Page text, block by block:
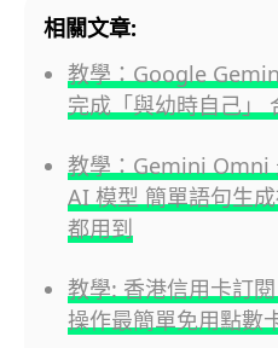
相關文章:
教學：Google
完成「與幼時自己」
教學：Gemini Omni
AI 模型 簡單語句生
都用到
教學: 香港信用卡訂
操作最簡單免用點數